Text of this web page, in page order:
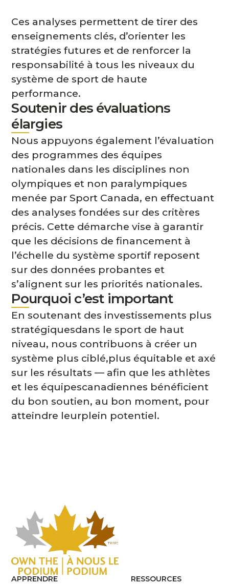
Ces analyses permettent de tirer des
enseignements clés, d’orienter les
stratégies futures et de renforcer la
responsabilité à tous les niveaux du
système de sport de haute
performance.
Soutenir des évaluations
élargies
Nous appuyons également l’évaluation
des programmes des équipes
nationales dans les disciplines non
olympiques et non paralympiques
menée par Sport Canada, en effectuant
des analyses fondées sur des critères
précis. Cette démarche vise à garantir
que les décisions de financement à
l’échelle du système sportif reposent
sur des données probantes et
s’alignent sur les priorités nationales.
Pourquoi c’est important
En soutenant des investissements plus
stratégiquesdans le sport de haut
niveau, nous contribuons à créer un
système plus ciblé,plus équitable et axé
sur les résultats — afin que les athlètes
et les équipescanadiennes bénéficient
du bon soutien, au bon moment, pour
atteindre leurplein potentiel.
APPRENDRE RESSOURCES